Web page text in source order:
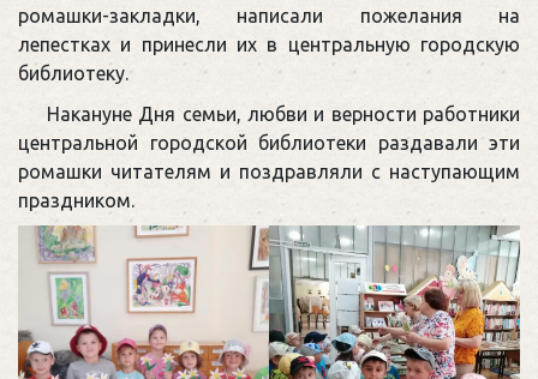
ромашки-закладки, написали пожелания на
лепестках и принесли их в центральную городскую
библиотеку.
Накануне Дня семьи, любви и верности работники
центральной городской библиотеки раздавали эти
ромашки читателям и поздравляли с наступающим
праздником.